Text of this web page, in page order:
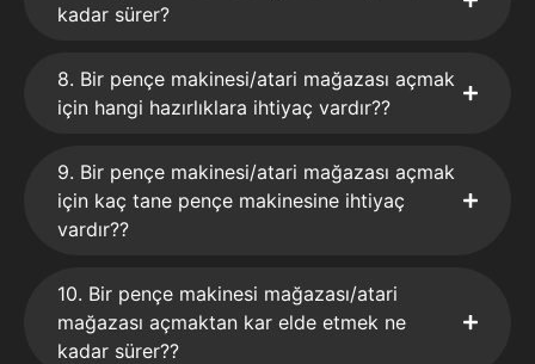
kadar sürer?
8. Bir pençe makinesi/atari mağazası açmak
için hangi hazırlıklara ihtiyaç vardır??
9. Bir pençe makinesi/atari mağazası açmak
için kaç tane pençe makinesine ihtiyaç
vardır??
10. Bir pençe makinesi mağazası/atari
mağazası açmaktan kar elde etmek ne
kadar sürer??